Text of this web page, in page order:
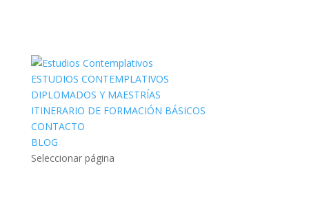
ESTUDIOS CONTEMPLATIVOS
DIPLOMADOS Y MAESTRÍAS
ITINERARIO DE FORMACIÓN BÁSICOS
CONTACTO
BLOG
Seleccionar página